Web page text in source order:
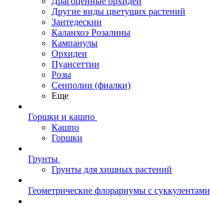
Другие виды цветущих растений
Зантедескии
Каланхоэ Розалины
Кампанулы
Орхидеи
Пуансеттии
Розы
Сенполии (фиалки)
Еще
Горшки и кашпо
Кашпо
Горшки
Грунты
Грунты для хищных растений
Геометрические флорариумы с суккулентами